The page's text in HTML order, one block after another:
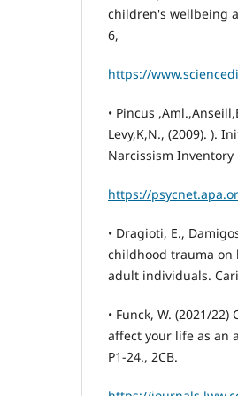
children's wellbeing
6,
https://
• Pincus
Levy,K,N., (2009). ).
Narcissism Inventory
https://
• Dragioti, E.,
childhood trauma on
adult individuals.
• Funck, W. (2021/
affect your life as an
P1-24., 2CB.